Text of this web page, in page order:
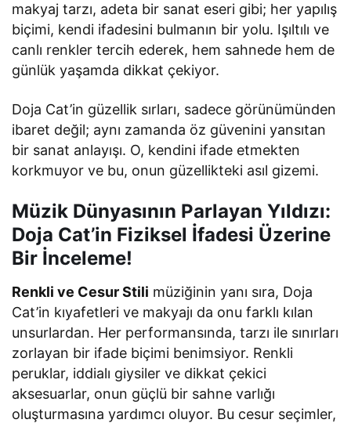
makyaj tarzı, adeta bir sanat eseri gibi; her yapılış
biçimi, kendi ifadesini bulmanın bir yolu. Işıltılı ve
canlı renkler tercih ederek, hem sahnede hem de
günlük yaşamda dikkat çekiyor.
Doja Cat’in güzellik sırları, sadece görünümünden
ibaret değil; aynı zamanda öz güvenini yansıtan
bir sanat anlayışı. O, kendini ifade etmekten
korkmuyor ve bu, onun güzellikteki asıl gizemi.
Müzik Dünyasının Parlayan Yıldızı:
Doja Cat’in Fiziksel İfadesi Üzerine
Bir İnceleme!
Renkli ve Cesur Stili müziğinin yanı sıra, Doja
Cat’in kıyafetleri ve makyajı da onu farklı kılan
unsurlardan. Her performansında, tarzı ile sınırları
zorlayan bir ifade biçimi benimsiyor. Renkli
peruklar, iddialı giysiler ve dikkat çekici
aksesuarlar, onun güçlü bir sahne varlığı
oluşturmasına yardımcı oluyor. Bu cesur seçimler,